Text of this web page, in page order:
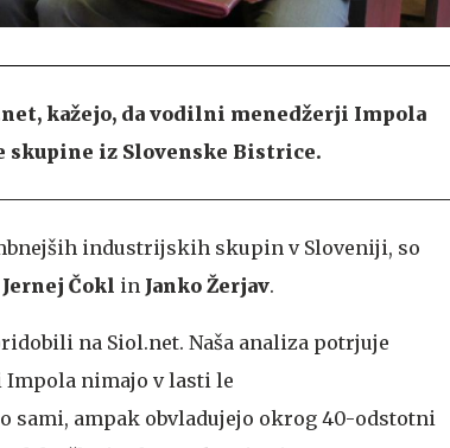
kažejo, da vodilni menedžerji Impola
iz Slovenske Bistrice.
industrijskih skupin v Sloveniji, so
Jernej Čokl in Janko Žerjav.
na Siol.net. Naša analiza potrjuje
Impola nimajo v lasti le
sami, ampak obvladujejo okrog 40-odstotni